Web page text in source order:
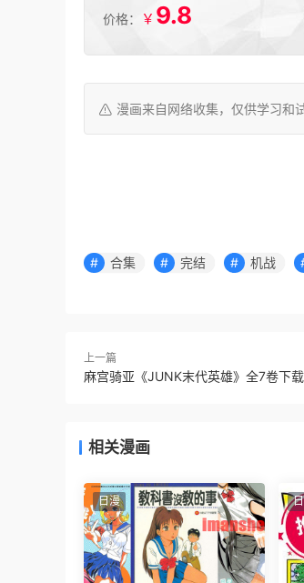
价格： ￥9.8
漫画来自网络收集，仅供学习和
合集 完结 机战
上一篇
麻宫骑亚《JUNK末代英雄》全7卷下载
相关漫画
日漫